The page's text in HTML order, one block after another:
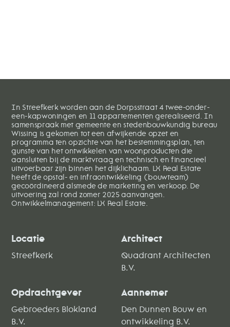
In Streefkerk worden aan de Dorpsstraat 4 twee-onder-
een-kapwoningen en 11 appartementen gerealiseerd. In
samenspraak met gemeente en stedenbouwkundig bureau
Wissing is gekomen tot een afwijkende opzet en
programma ten opzichte van het bestemmingsplan, ten
gunste van het ontwikkelen van woonproducten die
aansluiten bij de marktvraag en technisch en financieel
uitvoerbaar zijn binnen het dijklichaam. LX Real Estate
heeft de opstal- en infraontwikkeling (bouwteam)
gecoördineerd alsmede de marketing en verkoop. De
uitvoering zal rond zomer 2025 aanvangen.
Ontwikkelmanagement: LX Real Estate.
Locatie
Streefkerk
Architect
Quadrant Architecten
B.V.
Opdrachtgever
Gebroeders Blokland
B.V.
Aannemer
Den Dunnen Bouw en
ontwikkeling B.V.